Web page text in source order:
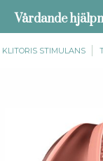
Vårdande
KLITORIS STIMULANS